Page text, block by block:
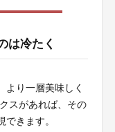
は冷たく
より一層美味しく
スがあれば、その
できます。